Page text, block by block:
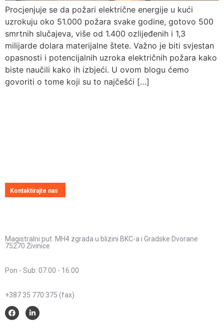
Procjenjuje se da požari električne energije u kući
uzrokuju oko 51.000 požara svake godine, gotovo 500
smrtnih slučajeva, više od 1.400 ozlijeđenih i 1,3
milijarde dolara materijalne štete. Važno je biti svjestan
opasnosti i potencijalnih uzroka električnih požara kako
biste naučili kako ih izbjeći. U ovom blogu ćemo
govoriti o tome koji su to najčešći […]
Kontaktirajte nas
Magistralni put. MH4 zgrada u blizini BKC-a i Gradske Dvorane
75270 Živinice
Pon - Sub: 07:00 - 16:00
+387 35 770 375 (fax)